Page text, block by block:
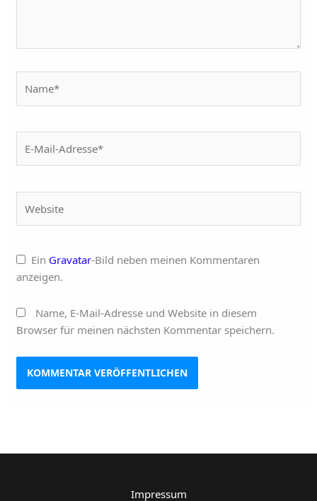
Mail-
Ein Gravatar-Bild neben meinen Kommentaren
anzeigen.
Name, E-Mail-Adresse und Website in diesem
Browser für meinen nächsten Kommentar speichern.
Impressum